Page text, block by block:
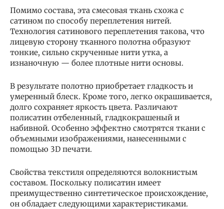
Помимо состава, эта смесовая ткань схожа с
сатином по способу переплетения нитей.
Технология сатинового переплетения такова, что
лицевую сторону тканного полотна образуют
тонкие, сильно скрученные нити утка, а
изнаночную — более плотные нити основы.
В результате полотно приобретает гладкость и
умеренный блеск. Кроме того, легко окрашивается,
долго сохраняет яркость цвета. Различают
полисатин отбеленный, гладкокрашеный и
набивной. Особенно эффектно смотрятся ткани с
объемными изображениями, нанесенными с
помощью 3D печати.
Свойства текстиля определяются волокнистым
составом. Поскольку полисатин имеет
преимущественно синтетическое происхождение,
он обладает следующими характеристиками.